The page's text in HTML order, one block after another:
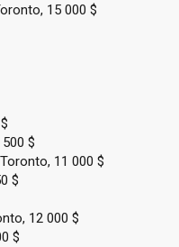
15 000 $
$
11 000 $
$
12 000 $
$